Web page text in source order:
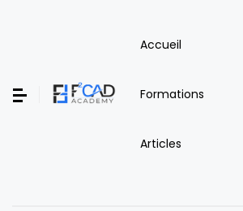
Accueil
Formations
Articles